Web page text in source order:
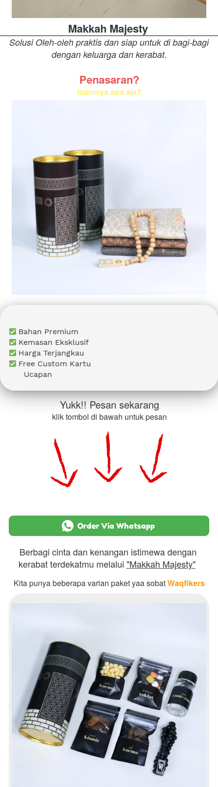
Makkah Majesty
Solusi Oleh-oleh praktis dan siap untuk di bagi-bagi
dengan keluarga dan kerabat.
Penasaran?
Isiannya apa aja?
Bahan Premium
Kemasan Eksklusif
Harga Terjangkau
Free Custom Kartu
      Ucapan
Yukk!! Pesan sekarang
klik tombol di bawah untuk pesan
` Order Via Whatsapp
Berbagi cinta dan kenangan istimewa dengan
kerabat terdekatmu melalui "Makkah Majesty"
Kita punya beberapa varian paket yaa sobat Waqfikers